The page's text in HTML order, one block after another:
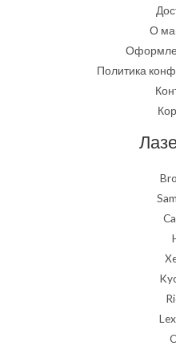
О
Политика